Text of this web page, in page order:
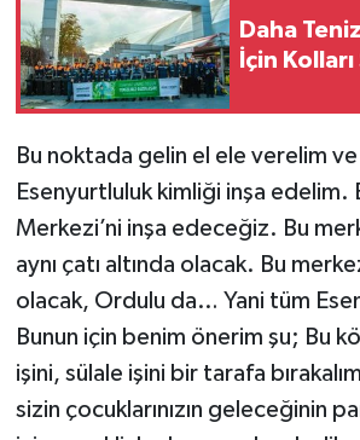
Daha
İçin Kolları
Bu noktada gelin el ele verelim
Esenyurtluluk kimliği inşa edelim.
Merkezi’ni inşa edeceğiz. Bu
aynı çatı altında olacak. Bu
olacak, Ordulu da… Yani tüm
Bunun için benim önerim şu; Bu
işini, sülale işini bir tarafa
sizin çocuklarınızın geleceğinin